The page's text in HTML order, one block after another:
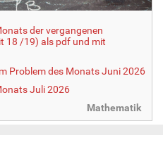
der vergangenen
18 /19) als pdf und mit
Problem des Monats Juni 2026
Juli 2026
Mathematik